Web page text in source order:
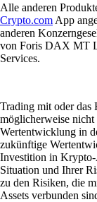
Alle anderen
Crypto.com App
anderen
von Foris DAX MT
Services.
Trading mit oder
möglicherweise nicht
Wertentwicklung in
zukünftige
Investition in Krypto-
Situation und Ihrer
zu den Risiken, die
Assets verbunden